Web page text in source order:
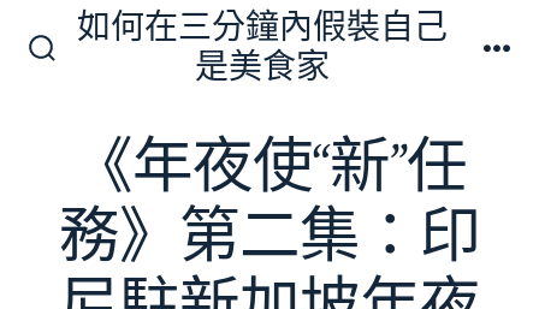
如何在三分鐘內假裝自己
是美食家
《年夜使“新”任
務》第二集：印